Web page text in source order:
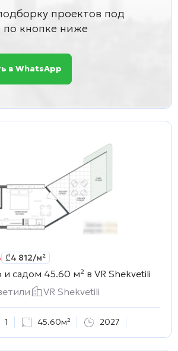
проектов под
кнопке ниже
в WhatsApp
₾4 812/м²
и садом 45.60 м² в VR Shekvetili
VR Shekvetili
1 45.60м² 2027